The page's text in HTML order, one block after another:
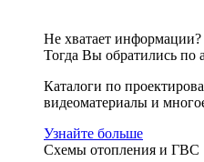
Не хватает информации?
Тогда Вы обратились по
Каталоги по
видеоматериалы и
Узнайте больше
Схемы отопления и ГВС